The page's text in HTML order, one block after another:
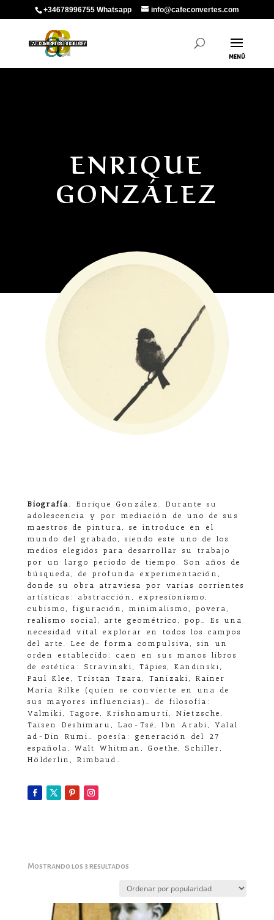
+34678996755 Whatsapp info@cafeconvertes.com
ENRIQUE
GONZÁLEZ
Biografía. Enrique González. Durante su
adolescencia y por mediación de uno de sus
maestros de pintura, se introduce en el
mundo del grabado, siendo este uno de los
medios elegidos para desarrollar su trabajo
por un largo periodo de tiempo. Son años de
búsqueda, de profunda experimentación,
donde su obra atraviesa por varias corrientes
artísticas: abstracción, expresionismo,
cubismo, figuración, minimalismo, povera,
realismo social, arte geométrico, pop… Es una
necesidad vital explorar en todos los campos
del arte. Lee de forma compulsiva, sin un
orden establecido; caen en sus manos libros
de estética: Stravinski, Tápies, Kandinski,
Paul Klee, Tristan Tzara, Tanizaki, Rainer
María Rilke (quien se convierte en una de
sus mayores influencias)… de filosofía:
Valmiki, Tagore, Krishnamurti, Nietzsche,
Taisen Deshimaru, Lao-Tsé, Ibn Arabi, Yalal
ad-Din Rumi… poesía: generación del 27
española, Walt Whitman, Goethe, Schiller,
Hölderlin, Rimbaud…
Mostrando los 3 resultadosOrdenado
popularidad